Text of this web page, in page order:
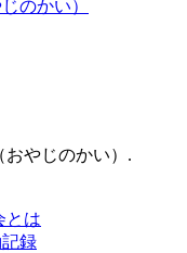
おやじのかい）.
とは
録